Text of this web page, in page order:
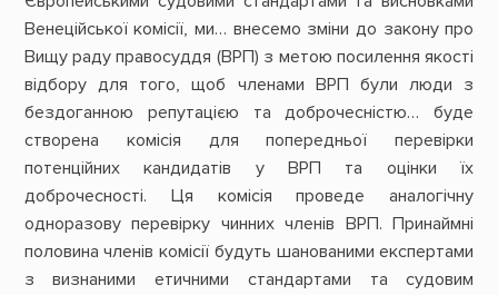
Венеційської комісії, ми… внесемо зміни до закону про
Вищу раду правосуддя (ВРП) з метою посилення якості
відбору для того, щоб членами ВРП були люди з
бездоганною репутацією та доброчесністю… буде
створена комісія для попередньої перевірки
потенційних кандидатів у ВРП та оцінки їх
доброчесності. Ця комісія проведе аналогічну
одноразову перевірку чинних членів ВРП. Принаймні
половина членів комісії будуть шанованими експертами
з визнаними етичними стандартами та судовим